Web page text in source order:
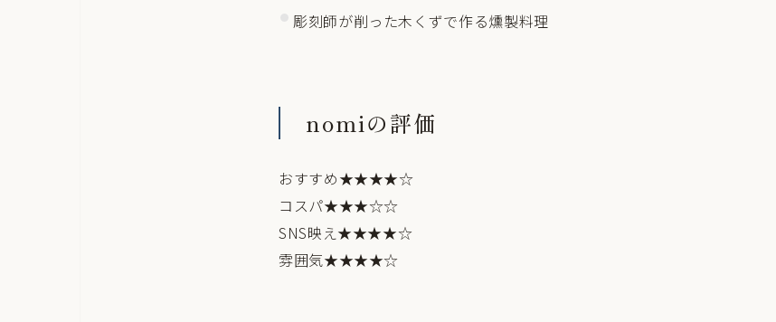
彫刻師が削った木くずで作る燻製料理
nomiの評価
おすすめ★★★★☆
コスパ★★★☆☆
SNS映え★★★★☆
雰囲気★★★★☆